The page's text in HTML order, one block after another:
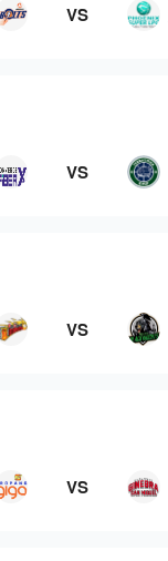
VS
VS
VS
VS